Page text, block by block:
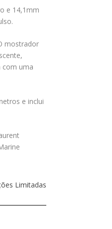
e 14,1mm
mostrador
com uma
e inclui
Limitadas